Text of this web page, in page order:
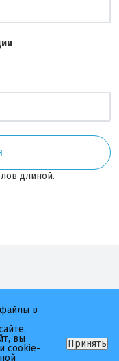
длиной.
в
вы
cookie-
Принять